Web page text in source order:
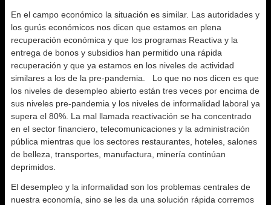
En el campo económico la situación es similar. Las autoridades y
los gurús económicos nos dicen que estamos en plena
recuperación económica y que los programas Reactiva y la
entrega de bonos y subsidios han permitido una rápida
recuperación y que ya estamos en los niveles de actividad
similares a los de la pre-pandemia. Lo que no nos dicen es que
los niveles de desempleo abierto están tres veces por encima de
sus niveles pre-pandemia y los niveles de informalidad laboral ya
supera el 80%. La mal llamada reactivación se ha concentrado
en el sector financiero, telecomunicaciones y la administración
pública mientras que los sectores restaurantes, hoteles, salones
de belleza, transportes, manufactura, minería continúan
deprimidos.
El desempleo y la informalidad son los problemas centrales de
nuestra economía, sino se les da una solución rápida corremos